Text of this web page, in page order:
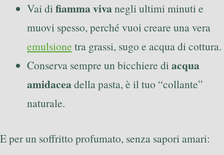
Vai difiamma vivanegli ultimi minuti e
muovi spesso, perché vuoi creare una vera
emulsione tra grassi, sugo e acqua di cottura.
Conserva sempre un bicchiere diacqua
amidaceadella pasta, è il tuo “collante”
naturale.
E per un soffritto profumato, senza sapori amari: